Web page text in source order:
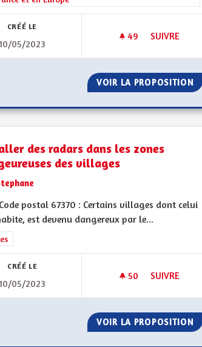
CRÉÉ LE
05/2023
49 49 ABONNÉS
SUIVRE
VOIR LA PROPOSITION
des radars dans les zones
des villages
postal 67370 : Certains villages dont celui
est devenu dangereux par le...
les résultats de la catégorie : Autres
CRÉÉ LE
05/2023
50 50 ABONNÉS
SUIVRE
INSTALLER
VOIR LA PROPOSITION